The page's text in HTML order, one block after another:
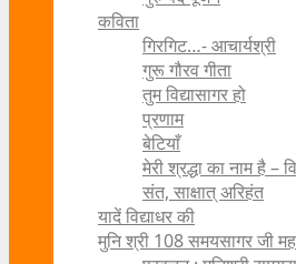
कविता
गिरगिट…- आचार्यश्री
गुरू गौरव गीता
तुम विद्यासागर हो
प्रणाम
बेटियाँ
मेरी श्रद्धा का नाम है –
संत, साक्षात् अरिहंत
यादें विद्याधर की
मुनि श्री 108 समयसागर जी